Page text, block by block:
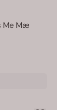
Me Mæ